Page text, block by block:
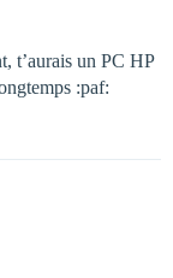
t’aurais un PC HP
:paf: